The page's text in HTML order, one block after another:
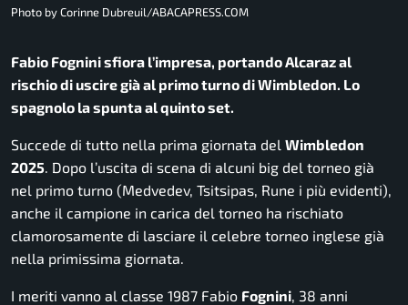
Photo by Corinne Dubreuil/ABACAPRESS.COM
Fabio Fognini sfiora l’impresa, portando Alcaraz al
rischio di uscire già al primo turno di Wimbledon. Lo
spagnolo la spunta al quinto set.
Succede di tutto nella prima giornata del Wimbledon
2025. Dopo l’uscita di scena di alcuni big del torneo già
nel primo turno (Medvedev, Tsitsipas, Rune i più evidenti),
anche il campione in carica del torneo ha rischiato
clamorosamente di lasciare il celebre torneo inglese già
nella primissima giornata.
I meriti vanno al classe 1987 Fabio Fognini, 38 anni